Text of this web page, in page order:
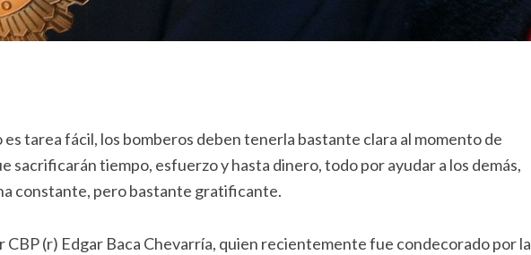
tarea fácil, los bomberos deben tenerla bastante clara al momento de
sacrificarán tiempo, esfuerzo y hasta dinero, todo por ayudar a los demás,
constante, pero bastante gratificante.
CBP (r) Edgar Baca Chevarría, quien recientemente fue condecorado por la